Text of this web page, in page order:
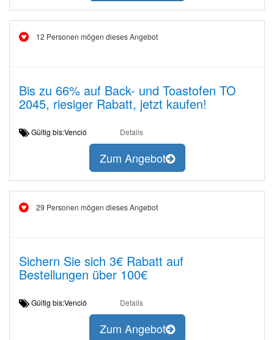
12 Personen mögen dieses Angebot
Bis zu 66% auf Back- und Toastofen TO
2045, riesiger Rabatt, jetzt kaufen!
Gültig bis:Venció Details
Zum Angebot
29 Personen mögen dieses Angebot
Sichern Sie sich 3€ Rabatt auf
Bestellungen über 100€
Gültig bis:Venció Details
Zum Angebot